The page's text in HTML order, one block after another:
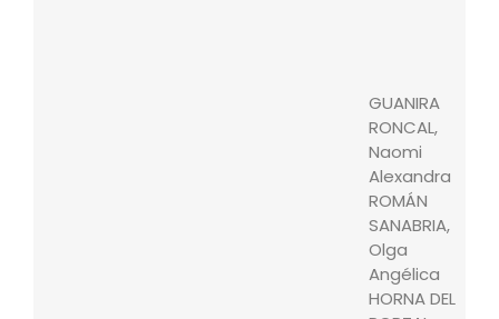
GUANIRA
RONCAL,
Naomi
Alexandra
ROMÁN
SANABRIA,
Olga
Angélica
HORNA DEL